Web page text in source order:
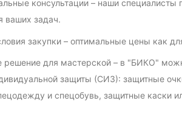
консультации – наши специалисты
ваших задач.
закупки – оптимальные цены как
решение для мастерской – в "БИКО"
защиты (СИЗ): защитные
и спецобувь, защитные каски